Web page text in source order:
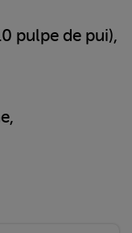
de pui),